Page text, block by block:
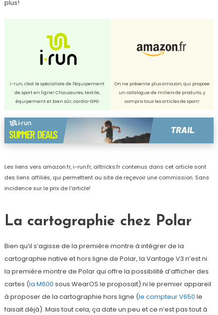
plus!
i-run, c'est le spécialiste de l'équipement
de sport en ligne! Chaussures, textile,
équipement et bien sûr, cardio-GPS!
On ne présente plus amazon, qui propose
un catalogue de miliers de produits, y
compris tous les articles de sport!
Les liens vers amazon.fr, i-run.fr, alltricks.fr contenus dans cet article sont
des liens affiliés, qui permettent au site de reçevoir une commission. Sans
incidence sur le prix de l'article!
La cartographie chez Polar
Bien qu’il s’agisse de la première montre à intégrer de la
cartographie native et hors ligne de Polar, la Vantage V3 n’est ni
la première montre de Polar qui offre la possibilité d’afficher des
cartes (la M600 sous WearOS le proposait) ni le premier appareil
à proposer de la cartographie hors ligne (le compteur V650 le
faisait déjà). Mais tout cela, ça date un peu et ce n’est pas tout à